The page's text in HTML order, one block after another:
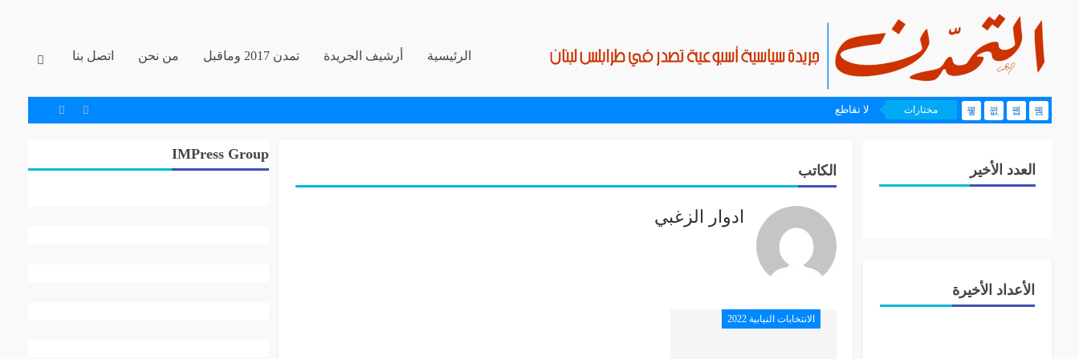
الرئيسية أرشيف الجريدة تمدن 2017 وماقبل من نحن اتصل بنا
مختارات لا تقاطع
الكاتب
ادوار الزغبي
الانتخابات النيابية 2022
العدد الأخير
الأعداد الأخيرة
IMPress Group